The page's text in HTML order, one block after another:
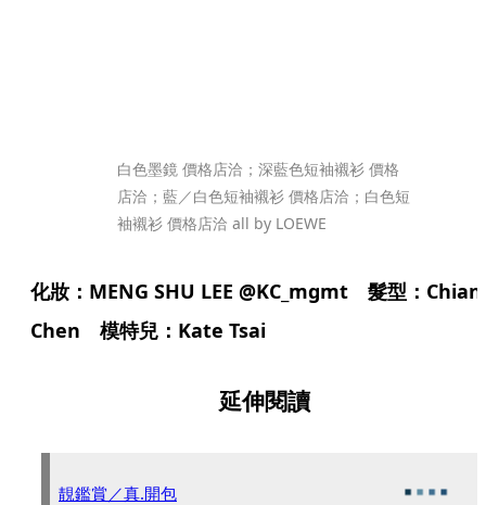
白色墨鏡 價格店洽；深藍色短袖襯衫 價格
店洽；藍／白色短袖襯衫 價格店洽；白色短
袖襯衫 價格店洽 all by LOEWE
化妝：MENG SHU LEE @KC_mgmt 髮型：Chian
Chen 模特兒：Kate Tsai
延伸閱讀
靚鑑賞／真.開包